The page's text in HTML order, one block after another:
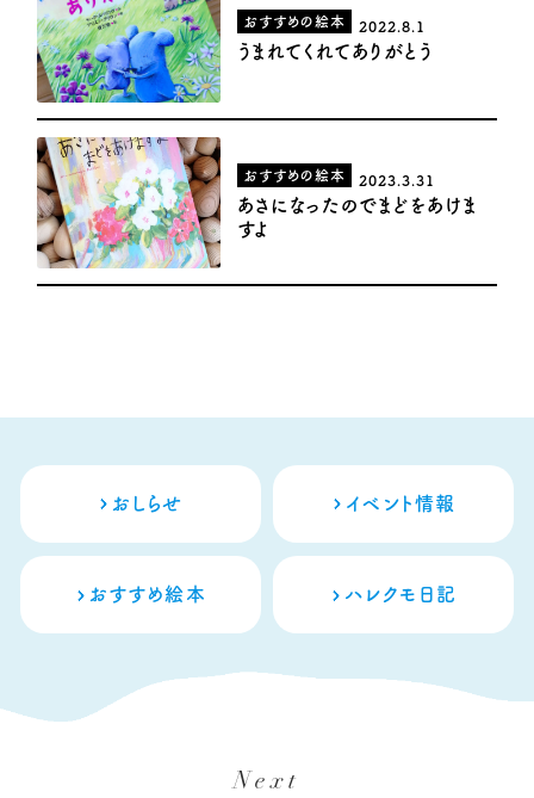
おすすめの絵本 2022.8.1
うまれてくれてありがとう
おすすめの絵本 2023.3.31
あさになったのでまどをあけま
すよ
おしらせ イベント情報
おすすめ絵本 ハレクモ日記
Next